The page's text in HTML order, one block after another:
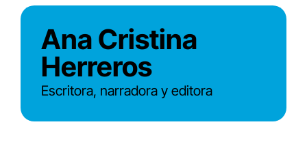
Ana Cristina
Herreros
Escritora, narradora y editora